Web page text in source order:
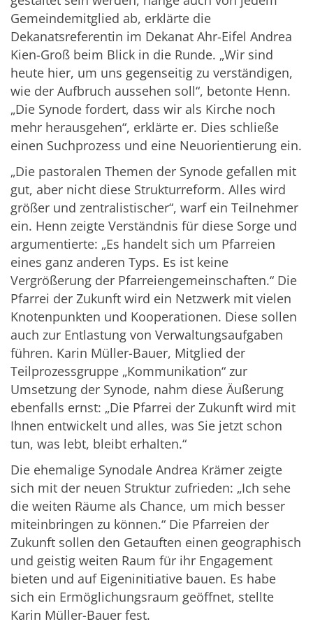
Gemeindemitglied ab, erklärte die
Dekanatsreferentin im Dekanat Ahr-Eifel Andrea
Kien-Groß beim Blick in die Runde. „Wir sind
heute hier, um uns gegenseitig zu verständigen,
wie der Aufbruch aussehen soll“, betonte Henn.
„Die Synode fordert, dass wir als Kirche noch
mehr herausgehen“, erklärte er. Dies schließe
einen Suchprozess und eine Neuorientierung ein.
„Die pastoralen Themen der Synode gefallen mit
gut, aber nicht diese Strukturreform. Alles wird
größer und zentralistischer“, warf ein Teilnehmer
ein. Henn zeigte Verständnis für diese Sorge und
argumentierte: „Es handelt sich um Pfarreien
eines ganz anderen Typs. Es ist keine
Vergrößerung der Pfarreiengemeinschaften.“ Die
Pfarrei der Zukunft wird ein Netzwerk mit vielen
Knotenpunkten und Kooperationen. Diese sollen
auch zur Entlastung von Verwaltungsaufgaben
führen. Karin Müller-Bauer, Mitglied der
Teilprozessgruppe „Kommunikation“ zur
Umsetzung der Synode, nahm diese Äußerung
ebenfalls ernst: „Die Pfarrei der Zukunft wird mit
Ihnen entwickelt und alles, was Sie jetzt schon
tun, was lebt, bleibt erhalten.“
Die ehemalige Synodale Andrea Krämer zeigte
sich mit der neuen Struktur zufrieden: „Ich sehe
die weiten Räume als Chance, um mich besser
miteinbringen zu können.“ Die Pfarreien der
Zukunft sollen den Getauften einen geographisch
und geistig weiten Raum für ihr Engagement
bieten und auf Eigeninitiative bauen. Es habe
sich ein Ermöglichungsraum geöffnet, stellte
Karin Müller-Bauer fest.